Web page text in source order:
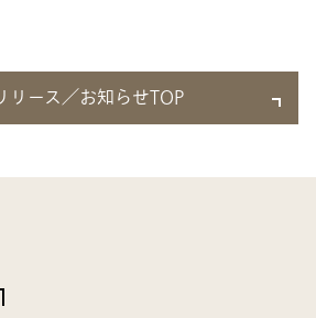
リース／お知らせTOP